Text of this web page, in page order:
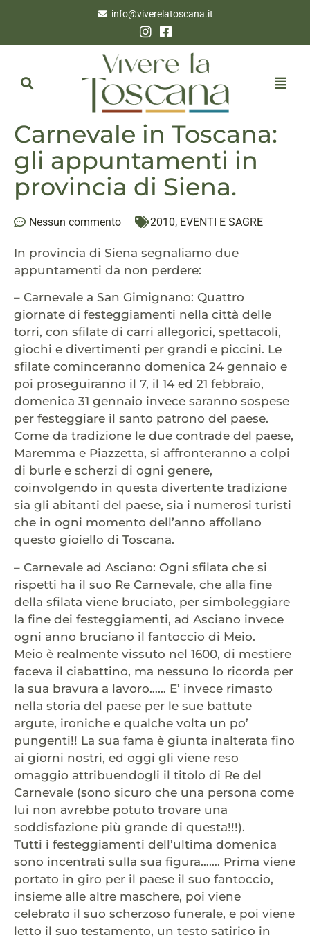
info@viverelatoscana.it
Carnevale in Toscana:
gli appuntamenti in
provincia di Siena.
Nessun commento 2010, EVENTI E SAGRE
In provincia di Siena segnaliamo due
appuntamenti da non perdere:
– Carnevale a San Gimignano: Quattro
giornate di festeggiamenti nella città delle
torri, con sfilate di carri allegorici, spettacoli,
giochi e divertimenti per grandi e piccini. Le
sfilate cominceranno domenica 24 gennaio e
poi proseguiranno il 7, il 14 ed 21 febbraio,
domenica 31 gennaio invece saranno sospese
per festeggiare il santo patrono del paese.
Come da tradizione le due contrade del paese,
Maremma e Piazzetta, si affronteranno a colpi
di burle e scherzi di ogni genere,
coinvolgendo in questa divertente tradizione
sia gli abitanti del paese, sia i numerosi turisti
che in ogni momento dell’anno affollano
questo gioiello di Toscana.
– Carnevale ad Asciano: Ogni sfilata che si
rispetti ha il suo Re Carnevale, che alla fine
della sfilata viene bruciato, per simboleggiare
la fine dei festeggiamenti, ad Asciano invece
ogni anno bruciano il fantoccio di Meio.
Meio è realmente vissuto nel 1600, di mestiere
faceva il ciabattino, ma nessuno lo ricorda per
la sua bravura a lavoro…… E’ invece rimasto
nella storia del paese per le sue battute
argute, ironiche e qualche volta un po’
pungenti!! La sua fama è giunta inalterata fino
ai giorni nostri, ed oggi gli viene reso
omaggio attribuendogli il titolo di Re del
Carnevale (sono sicuro che una persona come
lui non avrebbe potuto trovare una
soddisfazione più grande di questa!!!).
Tutti i festeggiamenti dell’ultima domenica
sono incentrati sulla sua figura……. Prima viene
portato in giro per il paese il suo fantoccio,
insieme alle altre maschere, poi viene
celebrato il suo scherzoso funerale, e poi viene
letto il suo testamento, un testo satirico in